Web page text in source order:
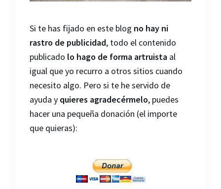
Si te has fijado en este blog no hay ni
rastro de publicidad, todo el contenido
publicado lo hago de forma artruista al
igual que yo recurro a otros sitios cuando
necesito algo. Pero si te he servido de
ayuda y quieres agradecérmelo, puedes
hacer una pequeña donación (el importe
que quieras):